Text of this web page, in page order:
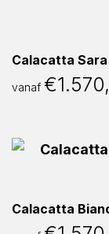
Calacatta
vanaf €
Calacatta